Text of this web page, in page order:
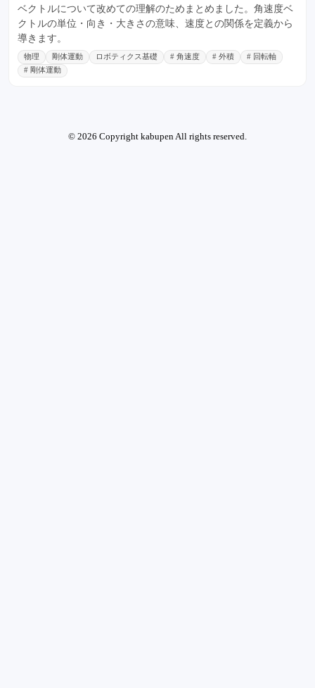
ベクトルについて改めての理解のためまとめました。角速度ベ
クトルの単位・向き・大きさの意味、速度との関係を定義から
導きます。
物理 剛体運動 ロボティクス基礎 # 角速度 # 外積
# 回転軸
# 剛体運動
© 2026 Copyright kabupen All rights reserved.